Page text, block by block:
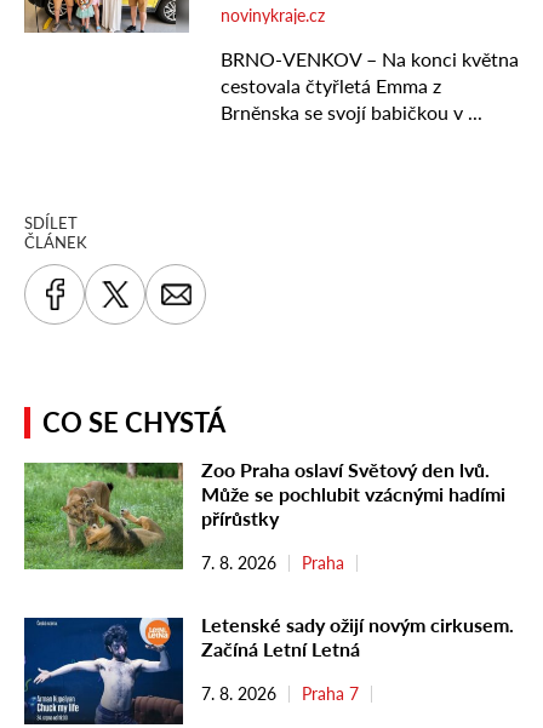
SDÍLET
ČLÁNEK
CO SE CHYSTÁ
Zoo Praha oslaví Světový den lvů.
Může se pochlubit vzácnými hadími
přírůstky
7. 8. 2026 Praha
Letenské sady ožijí novým cirkusem.
Začíná Letní Letná
7. 8. 2026 Praha 7